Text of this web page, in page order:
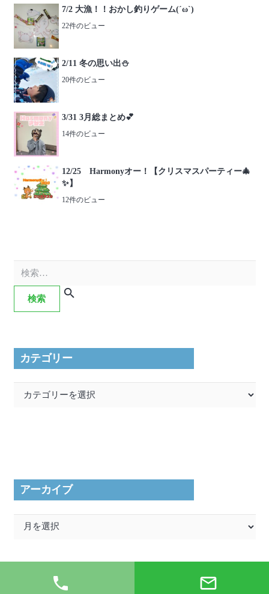
7/2 大漁！！おかし釣りゲーム(´ω`)
22件のビュー
2/11 冬の思い出⛄️
20件のビュー
3/31 3月総まとめ💕
14件のビュー
12/25 Harmonyオー！【クリスマスパーティー🎄
✨】
12件のビュー
カテゴリー
アーカイブ
phone mail_outline